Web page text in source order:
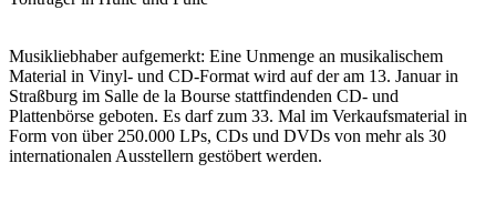
Musikliebhaber aufgemerkt: Eine Unmenge an musikalischem
Material in Vinyl- und CD-Format wird auf der am 13. Januar in
Straßburg im Salle de la Bourse stattfindenden CD- und
Plattenbörse geboten. Es darf zum 33. Mal im Verkaufsmaterial in
Form von über 250.000 LPs, CDs und DVDs von mehr als 30
internationalen Ausstellern gestöbert werden.